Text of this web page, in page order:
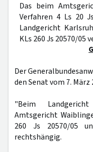
Das beim
Verfahren 4 Ls 20
Landgericht
KLs 260 Js 20570/05
Der
den Senat vom 7.
"Beim
Amtsgericht
260 Js 20570/05
rechtshängig.